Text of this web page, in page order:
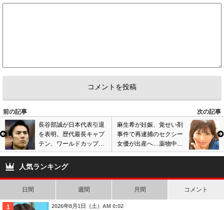
前の記事
次の記事
長谷部誠が日本代表引退
を表明。歴代最長キャプ
テン、ワールドカップ3
大会で統率もチーム去る
決意…今後についても言
麻生希が妊娠、覚せい剤
事件で再逮捕のセクシー
女優が出産へ…薬物中毒
彼氏との子供、堕胎を勧
人気ランキング
日間 週間 月間 コメント
2026年8月1日（土）AM 0:02